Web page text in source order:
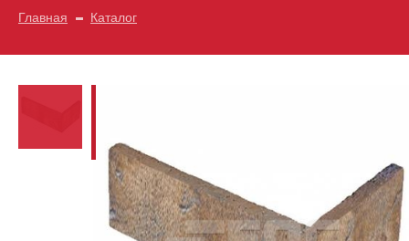
Главная Каталог